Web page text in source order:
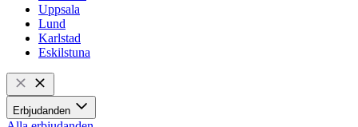
Uppsala
Lund
Karlstad
Eskilstuna
Erbjudanden